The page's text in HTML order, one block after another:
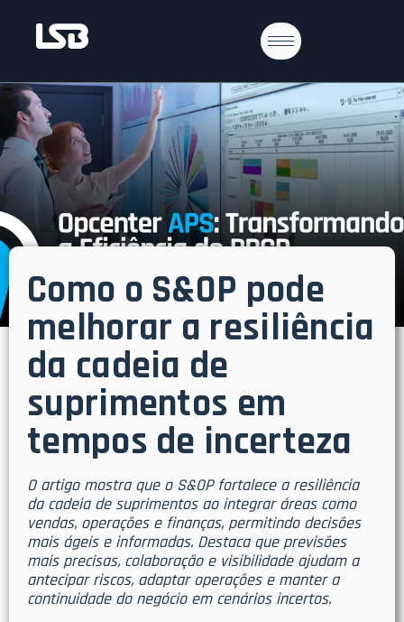
Como o S&OP pode
melhorar a resiliência
da cadeia de
suprimentos em
tempos de incerteza
O artigo mostra que o S&OP fortalece a resiliência
da cadeia de suprimentos ao integrar áreas como
vendas, operações e finanças, permitindo decisões
mais ágeis e informadas. Destaca que previsões
mais precisas, colaboração e visibilidade ajudam a
antecipar riscos, adaptar operações e manter a
continuidade do negócio em cenários incertos.